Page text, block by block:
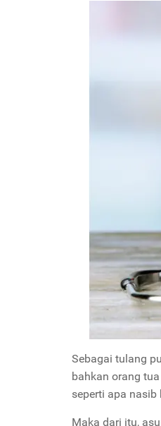
Sebagai tulang
bahkan orang
seperti apa
Maka dari itu,